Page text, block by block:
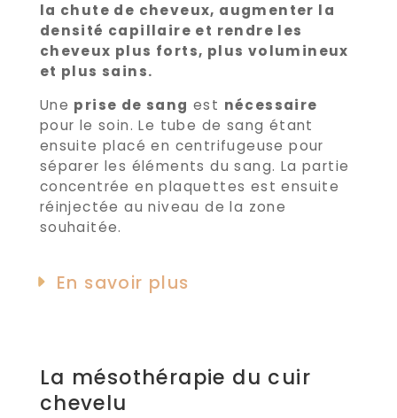
la chute de cheveux, augmenter la
densité capillaire et rendre les
cheveux plus forts, plus volumineux
et plus sains.
Une prise de sang est nécessaire
pour le soin. Le tube de sang étant
ensuite placé en centrifugeuse pour
séparer les éléments du sang. La partie
concentrée en plaquettes est ensuite
réinjectée au niveau de la zone
souhaitée.
En savoir plus
La mésothérapie du cuir
chevelu